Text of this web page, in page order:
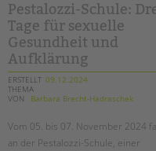
Magazin
KONTAKT
Impressum
Datenschutz
Hinweisgebersystem
Intranet
Pestalozzi-Schule:
Tage für sexuelle
Gesundheit und
Aufklärung
ERSTELLT 09.12.2024
THEMA
VON
Barbara Brecht-Hadraschek
Vom 05. bis 07. November 2024
an der Pestalozzi-Schule, einer